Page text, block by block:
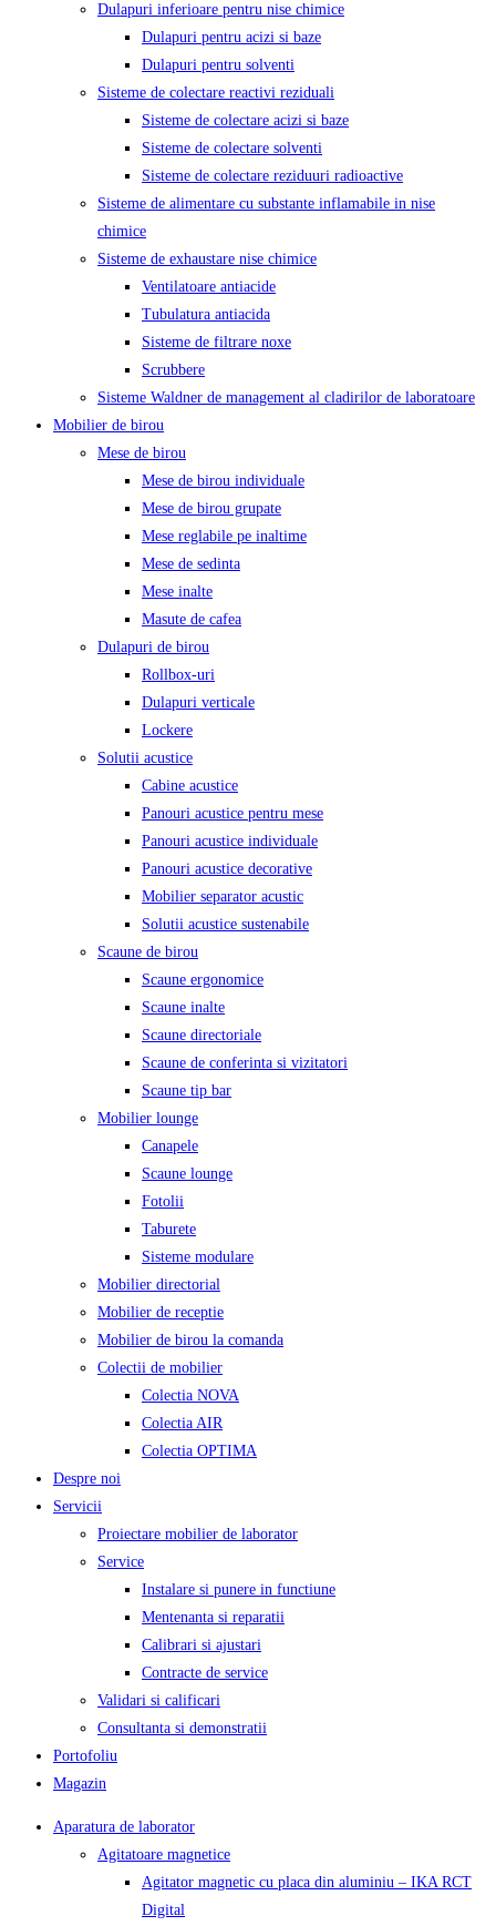
Dulapuri inferioare pentru nise chimice
Dulapuri pentru acizi si baze
Dulapuri pentru solventi
Sisteme de colectare reactivi reziduali
Sisteme de colectare acizi si baze
Sisteme de colectare solventi
Sisteme de colectare reziduuri radioactive
Sisteme de alimentare cu substante inflamabile in nise
chimice
Sisteme de exhaustare nise chimice
Ventilatoare antiacide
Tubulatura antiacida
Sisteme de filtrare noxe
Scrubbere
Sisteme Waldner de management al cladirilor de laboratoare
Mobilier de birou
Mese de birou
Mese de birou individuale
Mese de birou grupate
Mese reglabile pe inaltime
Mese de sedinta
Mese inalte
Masute de cafea
Dulapuri de birou
Rollbox-uri
Dulapuri verticale
Lockere
Solutii acustice
Cabine acustice
Panouri acustice pentru mese
Panouri acustice individuale
Panouri acustice decorative
Mobilier separator acustic
Solutii acustice sustenabile
Scaune de birou
Scaune ergonomice
Scaune inalte
Scaune directoriale
Scaune de conferinta si vizitatori
Scaune tip bar
Mobilier lounge
Canapele
Scaune lounge
Fotolii
Taburete
Sisteme modulare
Mobilier directorial
Mobilier de receptie
Mobilier de birou la comanda
Colectii de mobilier
Colectia NOVA
Colectia AIR
Colectia OPTIMA
Despre noi
Servicii
Proiectare mobilier de laborator
Service
Instalare si punere in functiune
Mentenanta si reparatii
Calibrari si ajustari
Contracte de service
Validari si calificari
Consultanta si demonstratii
Portofoliu
Magazin
Aparatura de laborator
Agitatoare magnetice
Agitator magnetic cu placa din aluminiu – IKA RCT
Digital